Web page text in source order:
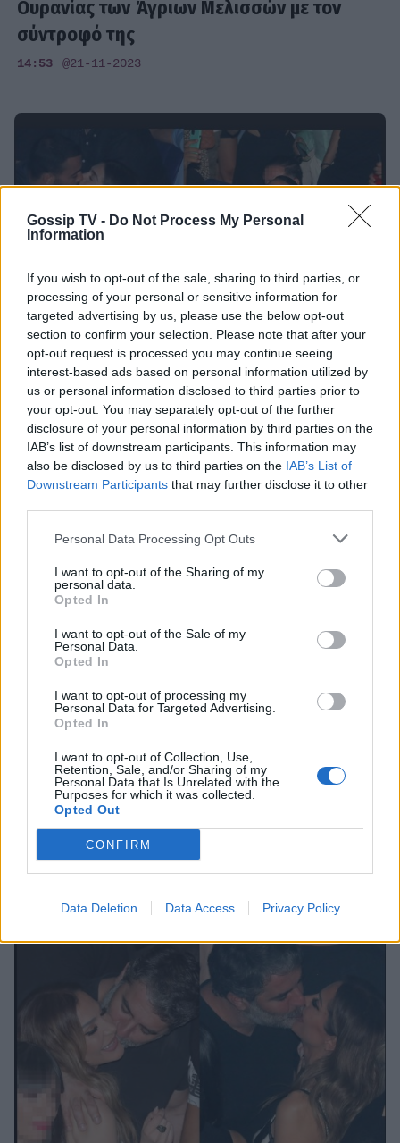
Gossip TV - Do Not Process My Personal
Information
If you wish to opt-out of the sale, sharing to third parties, or
processing of your personal or sensitive information for
targeted advertising by us, please use the below opt-out
section to confirm your selection. Please note that after your
opt-out request is processed you may continue seeing
interest-based ads based on personal information utilized by
us or personal information disclosed to third parties prior to
your opt-out. You may separately opt-out of the further
disclosure of your personal information by third parties on the
IAB’s list of downstream participants. This information may
also be disclosed by us to third parties on the IAB’s List of
Downstream Participants that may further disclose it to other
Personal Data Processing Opt Outs
I want to opt-out of the Sharing of my
personal data.
Opted In
I want to opt-out of the Sale of my
Personal Data.
Opted In
I want to opt-out of processing my
Personal Data for Targeted Advertising.
Opted In
I want to opt-out of Collection, Use,
Retention, Sale, and/or Sharing of my
Personal Data that Is Unrelated with the
Purposes for which it was collected.
Opted Out
CONFIRM
Data Deletion Data Access Privacy Policy
Ουρανίας των Άγριων Μελισσών με τον
σύντροφό της
14:53 @21-11-2023
GOSSIP CAM
Νικολαΐδη - Πολυχρονιάδης: Τα «καυτά»
φιλιά σε έξοδό τους και οι αμέτρητες
selfies!
12:30 @20-10-2023
SHOWBIZ
Καγιά – Κρασσάς: Οι διακοπές στη Μύκονο,
τα τρυφερά στιγμιότυπα σε βραδινή έξοδο
& τα «καυτά» φιλιά